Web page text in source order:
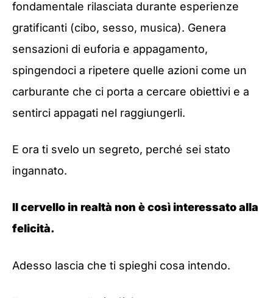
fondamentale rilasciata durante esperienze
gratificanti (cibo, sesso, musica). Genera
sensazioni di euforia e appagamento,
spingendoci a ripetere quelle azioni come un
carburante che ci porta a cercare obiettivi e a
sentirci appagati nel raggiungerli.
E ora ti svelo un segreto, perché sei stato
ingannato.
Il cervello in realtà non è così interessato alla
felicità.
Adesso lascia che ti spieghi cosa intendo.